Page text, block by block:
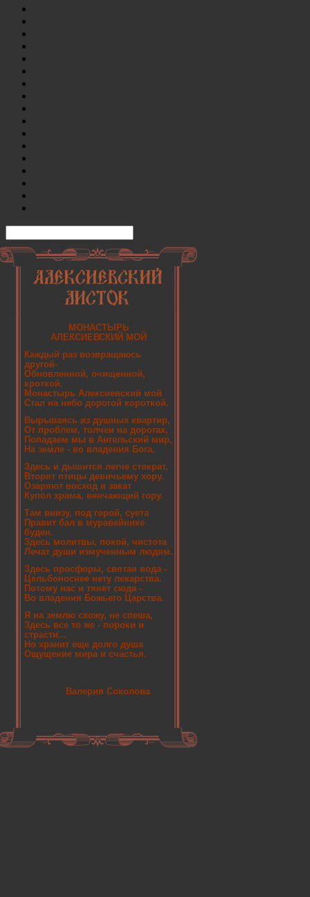
МОНАСТЫРЬ
АЛЕКСИЕВСКИЙ МОЙ
Каждый раз возвращаюсь
другой-
Обновленной, очищенной,
кроткой.
Монастырь Алексиевский мой
Стал на небо дорогой короткой.
Вырываясь из душных квартир,
От проблем, толчеи на дорогах,
Попадаем мы в Ангельский мир,
На земле - во владения Бога.
Здесь и дышится легче стократ,
Вторят птицы девичьему хору.
Озаряют восход и закат
Купол храма, венчающий гору.
Там внизу, под горой, суета
Правит бал в муравейнике
буден.
Здесь молитвы, покой, чистота
Лечат души измученным людям.
Здесь просфоры, святая вода -
Цельбоноснее нету лекарства.
Потому нас и тянет сюда -
Во владения Божьего Царства.
Я на землю схожу, не спеша,
Здесь все то же - пороки и
страсти...
Но хранит еще долго душа
Ощущение мира и счастья.
Валерия Соколова